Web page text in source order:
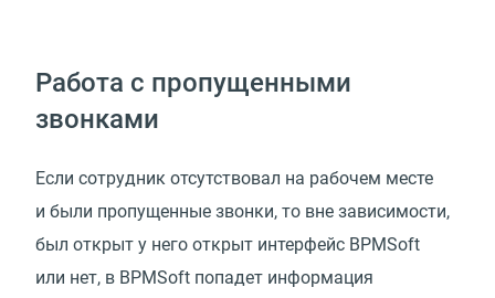
Работа с пропущенными
звонками
Если сотрудник отсутствовал на рабочем месте
и были пропущенные звонки, то вне зависимости,
был открыт у него открыт интерфейс BPMSoft
или нет, в BPMSoft попадет информация